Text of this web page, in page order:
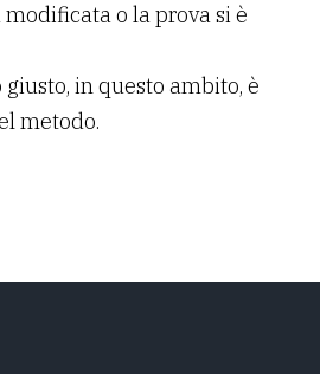
o la prova si è
in questo ambito, è
metodo.